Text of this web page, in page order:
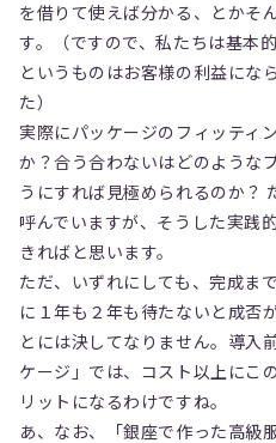
を借りて使えば分かる、とかそ
す。（ですので、私たちは基本
というものはお客様の利益にな
た）
実際にパッケージのフィッティ
か？合う合わないはどのような
うにすれば見極められるのか？
呼んでいますが、そうした実践
きればと思います。
ただ、いずれにしても、完成ま
に１年も２年も待たないと成否
とには決してなりません。導入
ケージ」では、コスト以上にこ
リットになるわけですね。
あ、なお、「銀座で作った高級